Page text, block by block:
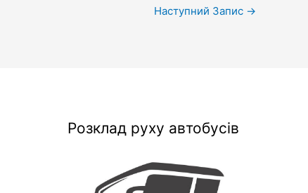
Наступний Запис →
Розклад руху автобусів